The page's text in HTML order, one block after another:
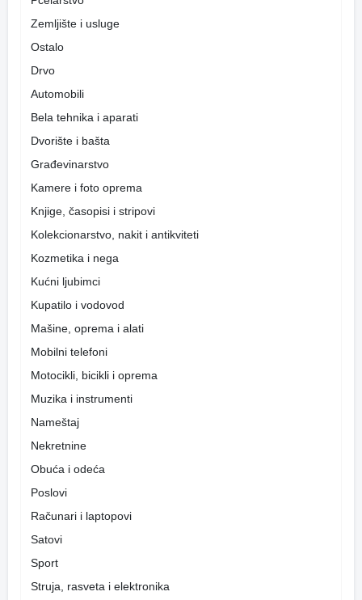
Zemljište i usluge
Ostalo
Drvo
Automobili
Bela tehnika i aparati
Dvorište i bašta
Građevinarstvo
Kamere i foto oprema
Knjige, časopisi i stripovi
Kolekcionarstvo, nakit i antikviteti
Kozmetika i nega
Kućni ljubimci
Kupatilo i vodovod
Mašine, oprema i alati
Mobilni telefoni
Motocikli, bicikli i oprema
Muzika i instrumenti
Nameštaj
Nekretnine
Obuća i odeća
Poslovi
Računari i laptopovi
Satovi
Sport
Struja, rasveta i elektronika